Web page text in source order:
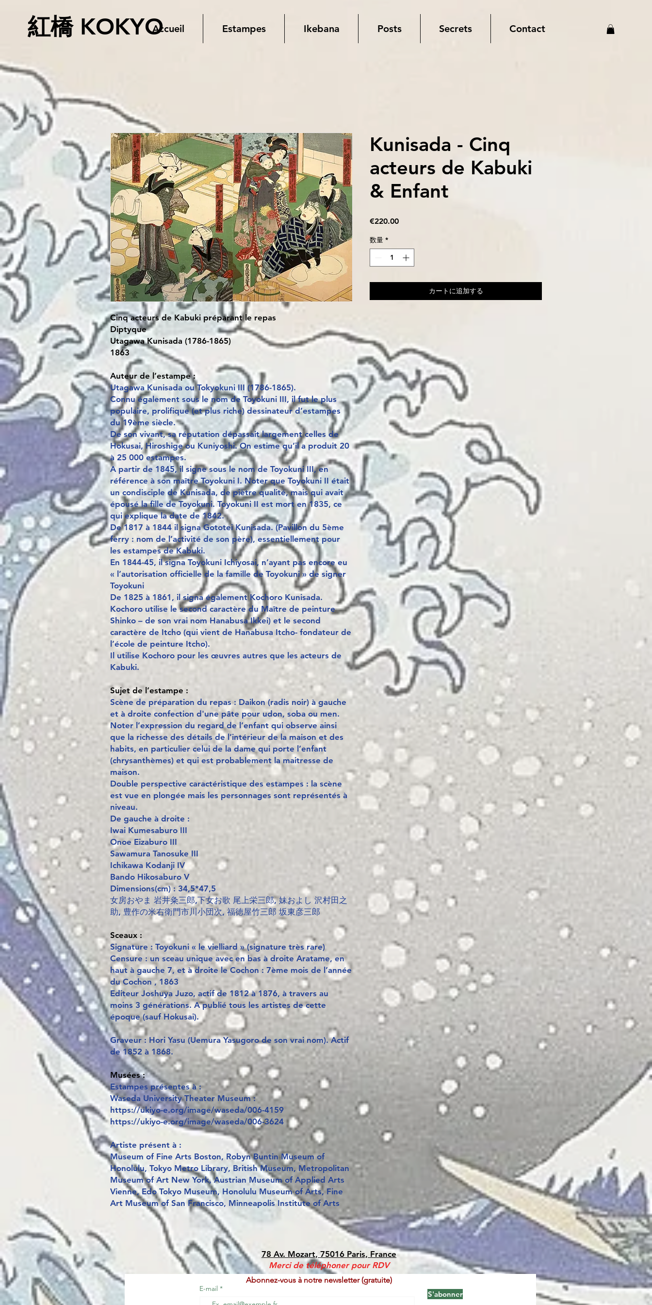
紅橋 KOKYOAccueil Estampes Ikebana Posts Secrets Contact
Cinq acteurs de Kabuki préparant le repas
Diptyque
Utagawa Kunisada (1786-1865)
1863
Auteur de l’estampe :
Utagawa Kunisada ou Tokyokuni III (1786-1865).
Connu également sous le nom de Toyokuni III, il fut le plus
populaire, prolifique (et plus riche) dessinateur d’estampes
du 19ème siècle.
De son vivant, sa réputation dépassait largement celles de
Hokusai, Hiroshige ou Kuniyoshi. On estime qu’il a produit 20
à 25 000 estampes.
A partir de 1845, il signe sous le nom de Toyokuni III, en
référence à son maître Toyokuni I. Noter que Toyokuni II était
un condisciple de Kunisada, de piètre qualité, mais qui avait
épousé la fille de Toyokuni. Toyokuni II est mort en 1835, ce
qui explique la date de 1842.
De 1817 à 1844 il signa Gototei Kunisada. (Pavillon du 5ème
ferry : nom de l’activité de son père), essentiellement pour
les estampes de Kabuki.
En 1844-45, il signa Toyokuni Ichiyosai, n’ayant pas encore eu
« l’autorisation officielle de la famille de Toyokuni » de signer
Toyokuni
De 1825 à 1861, il signa également Kochoro Kunisada.
Kochoro utilise le second caractère du Maître de peinture
Shinko – de son vrai nom Hanabusa Ikkei) et le second
caractère de Itcho (qui vient de Hanabusa Itcho- fondateur de
l’école de peinture Itcho).
Il utilise Kochoro pour les œuvres autres que les acteurs de
Kabuki.
Sujet de l’estampe :
Scène de préparation du repas : Daikon (radis noir) à gauche
et à droite confection d'une pâte pour udon, soba ou men.
Noter l’expression du regard de l’enfant qui observe ainsi
que la richesse des détails de l’intérieur de la maison et des
habits, en particulier celui de la dame qui porte l’enfant
(chrysanthèmes) et qui est probablement la maitresse de
maison.
Double perspective caractéristique des estampes : la scène
est vue en plongée mais les personnages sont représentés à
niveau.
De gauche à droite :
Iwai Kumesaburo III
Onoe Eizaburo III
Sawamura Tanosuke III
Ichikawa Kodanji IV
Bando Hikosaburo V
Dimensions(cm) : 34,5*47,5
女房おやま 岩井粂三郎,下女お歌 尾上栄三郎, 妹およし 沢村田之
助, 豊作の米右衛門市川小団次, 福徳屋竹三郎 坂東彦三郎
Sceaux :
Signature : Toyokuni « le vielliard » (signature très rare)
Censure : un sceau unique avec en bas à droite Aratame, en
haut à gauche 7, et à droite le Cochon : 7ème mois de l’année
du Cochon , 1863
Editeur Joshuya Juzo, actif de 1812 à 1876, à travers au
moins 3 générations. A publié tous les artistes de cette
époque (sauf Hokusai).
Graveur : Hori Yasu (Uemura Yasugoro de son vrai nom). Actif
de 1852 à 1868.
Musées :
Estampes présentes à :
Waseda University Theater Museum :
https://ukiyo-e.org/image/waseda/006-4159
https://ukiyo-e.org/image/waseda/006-3624
Artiste présent à :
Museum of Fine Arts Boston, Robyn Buntin Museum of
Honolulu, Tokyo Metro Library, British Museum, Metropolitan
Museum of Art New York, Austrian Museum of Applied Arts
Vienne, Edo Tokyo Museum, Honolulu Museum of Arts, Fine
Art Museum of San Francisco, Minneapolis Institute of Arts
Kunisada - Cinq
acteurs de Kabuki
& Enfant
€220.00価
数量 *
カートに追加する
78 Av. Mozart, 75016 Paris, France
Merci de téléphoner pour RDV
Abonnez-vous à notre newsletter (gratuite)
E-mail
S'abonner